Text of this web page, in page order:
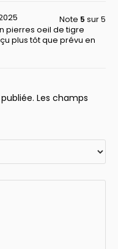
Note 5 sur 5
pierres oeil de tigre
plus tôt que prévu en
Les champs